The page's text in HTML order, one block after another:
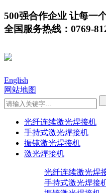
500强合作企业 让每一
全国服务热线：0769-
English
网站地图
光纤连续激光焊接机
手持式激光焊接机
振镜激光焊接机
激光焊接机
光纤连续激光焊
手持式激光焊接